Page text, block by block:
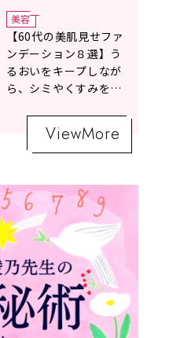
の魔術】
美容
【60代の美肌見せファ
ンデーション８選】う
るおいをキープしなが
ら、シミやくすみをナ
ViewMore